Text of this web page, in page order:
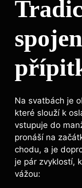
Na svatbách je
které ‍slouží k
vstupuje do
pronáší⁣ na
chodu, a je
je pár ⁣zvyklostí,
vážou: